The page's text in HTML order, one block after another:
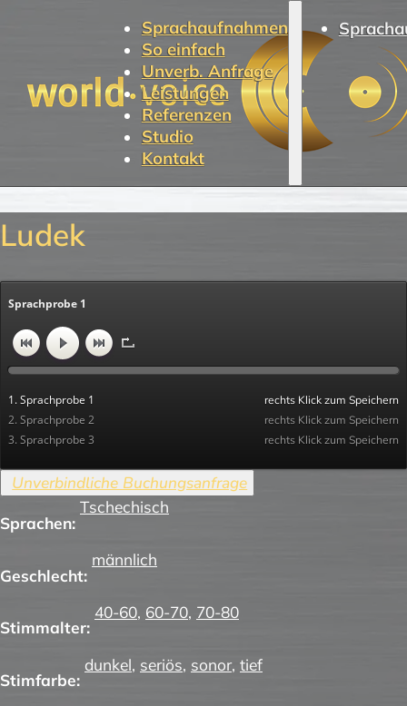
Sprachaufnahmen
So einfach
Unverb. Anfrage
Leistungen
Referenzen
Studio
Kontakt
Ludek
Sprachprobe 1
1. Sprachprobe 1 rechts Klick zum Speichern
2. Sprachprobe 2 rechts Klick zum Speichern
3. Sprachprobe 3 rechts Klick zum Speichern
Sprachen:
Tschechisch
Geschlecht:
männlich
Stimmalter:
40-60, 60-70, 70-80
Stimfarbe:
dunkel, seriös, sonor, tief